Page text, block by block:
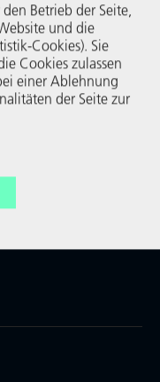
Betrieb der Seite,
und die
Cookies). Sie
Cookies zulassen
einer Ablehnung
der Seite zur